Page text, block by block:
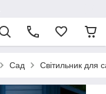
Сад Світильник для